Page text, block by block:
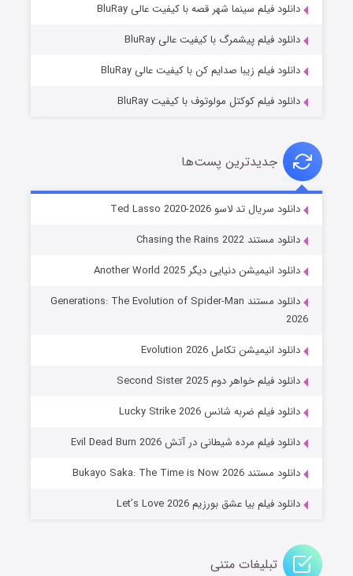
خاندان اژدها فصل ۳
جادوگری در مغولستان
دانلود فیلم سینما شهر قصه با کیفیت عالی BluRay
دانلود فیلم پیشمرگ با کیفیت عالی BluRay
دانلود فیلم زیبا صدایم کن با کیفیت عالی BluRay
دانلود فیلم کوکتل مولوتوف با کیفیت BluRay
جدیدترین پست‌ها
دانلود سریال تد لاسو Ted Lasso 2020-2026
دانلود مستند Chasing the Rains 2022
دانلود انیمیشن دنیایی دیگر Another World 2025
دانلود مستند Generations: The Evolution of Spider-Man
2026
دانلود انیمیشن تکامل Evolution 2026
دانلود فیلم خواهر دوم Second Sister 2025
دانلود فیلم ضربه شانس Lucky Strike 2026
دانلود فیلم مرده شیطانی در آتش Evil Dead Burn 2026
دانلود مستند Bukayo Saka: The Time is Now 2026
دانلود فیلم بیا عشق بورزیم Let’s Love 2026
تبلیغات متنی